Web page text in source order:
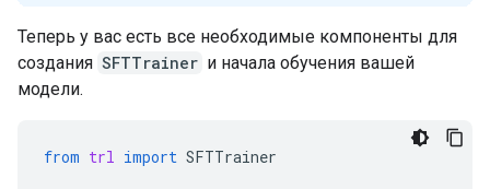
Теперь у вас есть все необходимые компоненты для
создания SFTTrainer и начала обучения вашей
модели.
from trl import SFTTrainer